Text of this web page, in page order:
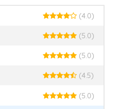
(4.0)
(5.0)
(5.0)
(4.5)
(5.0)